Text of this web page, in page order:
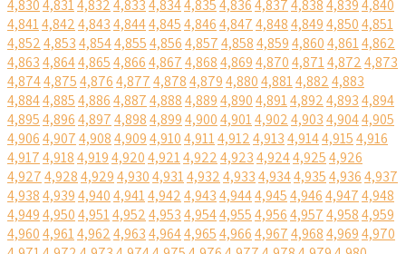
4,8304,8314,8324,8334,8344,8354,8364,8374,8384,8394,840
4,8414,8424,8434,8444,8454,8464,8474,8484,8494,8504,851
4,8524,8534,8544,8554,8564,8574,8584,8594,8604,8614,862
4,8634,8644,8654,8664,8674,8684,8694,8704,8714,8724,873
4,8744,8754,8764,8774,8784,8794,8804,8814,8824,883
4,8844,8854,8864,8874,8884,8894,8904,8914,8924,8934,894
4,8954,8964,8974,8984,8994,9004,9014,9024,9034,9044,905
4,9064,9074,9084,9094,9104,9114,9124,9134,9144,9154,916
4,9174,9184,9194,9204,9214,9224,9234,9244,9254,926
4,9274,9284,9294,9304,9314,9324,9334,9344,9354,9364,937
4,9384,9394,9404,9414,9424,9434,9444,9454,9464,9474,948
4,9494,9504,9514,9524,9534,9544,9554,9564,9574,9584,959
4,9604,9614,9624,9634,9644,9654,9664,9674,9684,9694,970